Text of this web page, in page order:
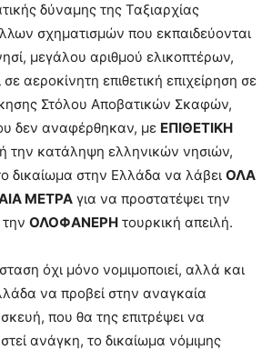
δύναμης της Ταξιαρχίας
σχηματισμών που εκπαιδεύονται
μεγάλου αριθμού ελικοπτέρων,
αεροκίνητη επιθετική επιχείρηση σε
Στόλου Αποβατικών Σκαφών,
δεν αναφέρθηκαν, με ΕΠΙΘΕΤΙΚΗ
την κατάληψη ελληνικών νησιών,
δικαίωμα στην Ελλάδα να λάβει ΟΛΑ
ΜΕΤΡΑ για να προστατέψει την
ΟΛΟΦΑΝΕΡΗ τουρκική απειλή.
όχι μόνο νομιμοποιεί, αλλά και
να προβεί στην αναγκαία
που θα της επιτρέψει να
ανάγκη, το δικαίωμα νόμιμης